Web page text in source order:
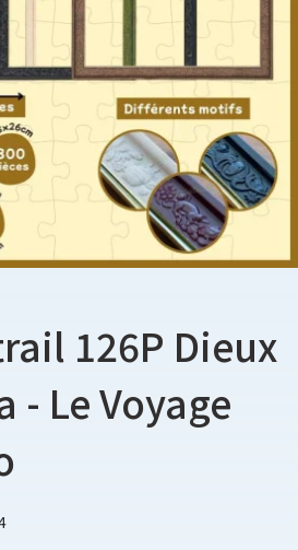
126P Dieux
- Le Voyage